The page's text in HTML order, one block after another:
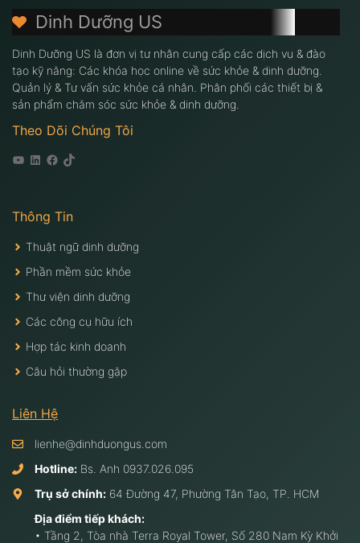
Dinh Dưỡng US
Dinh Dưỡng US là đơn vị tư nhân cung cấp các dịch vụ & đào
tạo kỹ năng: Các khóa học online về sức khỏe & dinh dưỡng.
Quản lý & Tư vấn sức khỏe cá nhân. Phân phối các thiết bị &
sản phẩm chăm sóc sức khỏe & dinh dưỡng.
Theo Dõi Chúng Tôi
Youtube
Linkedin
Facebook
Tiktok
Thông Tin
Thuật ngữ dinh dưỡng
Phần mềm sức khỏe
Thư viện dinh dưỡng
Các công cụ hữu ích
Hợp tác kinh doanh
Câu hỏi thường gặp
Liên Hệ
lienhe@dinhduongus.com
Hotline: Bs. Anh 0937.026.095
Trụ sở chính: 64 Đường 47, Phường Tân Tạo, TP. HCM
Địa điểm tiếp khách:
• Tầng 2, Tòa nhà Terra Royal Tower, Số 280 Nam Kỳ Khởi